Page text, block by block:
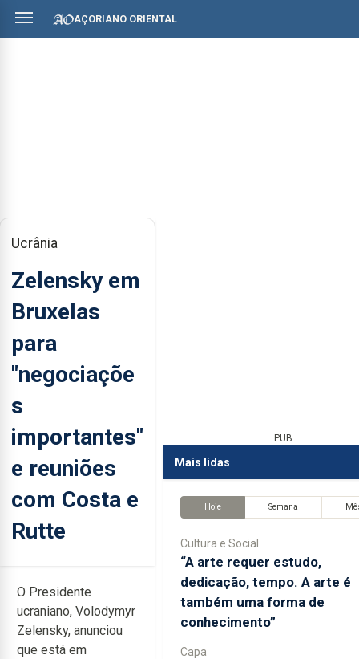
AÇORIANO ORIENTAL
Ucrânia
Zelensky em
Bruxelas
para
"negociaçõe
s
importantes"
e reuniões
com Costa e
Rutte
O Presidente
ucraniano, Volodymyr
Zelensky, anunciou
que está em
PUB
Mais lidas
Hoje Semana
Cultura e Social
“A arte requer estudo,
dedicação, tempo. A arte é
também uma forma de
conhecimento”
Capa